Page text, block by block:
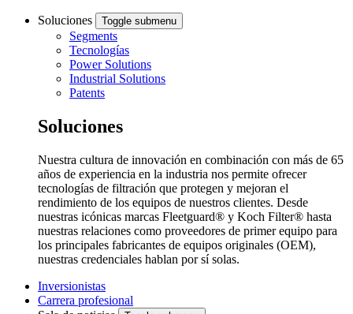
Soluciones Toggle submenu
Segments
Tecnologías
Power Solutions
Industrial Solutions
Patents
Soluciones
Nuestra cultura de innovación en combinación con más de 65
años de experiencia en la industria nos permite ofrecer
tecnologías de filtración que protegen y mejoran el
rendimiento de los equipos de nuestros clientes. Desde
nuestras icónicas marcas Fleetguard® y Koch Filter® hasta
nuestras relaciones como proveedores de primer equipo para
los principales fabricantes de equipos originales (OEM),
nuestras credenciales hablan por sí solas.
Inversionistas
Carrera profesional